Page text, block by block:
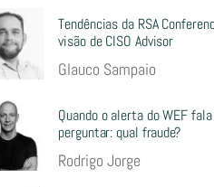
Tendências da RSA
visão de CISO Advisor
Glauco Sampaio
Quando o alerta do WEF
perguntar: qual fraude?
Rodrigo Jorge